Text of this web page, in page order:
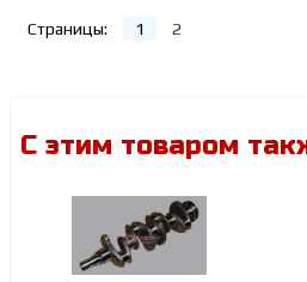
Страницы: 1 2
С этим товаром